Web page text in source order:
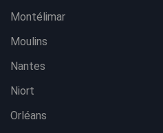
Montélimar
Moulins
Nantes
Niort
Orléans